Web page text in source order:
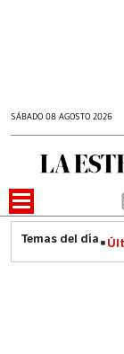
SÁBADO 08 AGOSTO 2026